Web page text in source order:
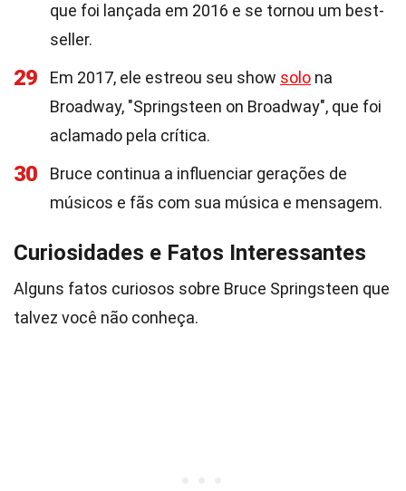
que foi lançada em 2016 e se tornou um best-
seller.
29 Em 2017, ele estreou seu show solo na
Broadway, "Springsteen on Broadway", que foi
aclamado pela crítica.
30
Bruce continua a influenciar gerações de
músicos e fãs com sua música e mensagem.
Curiosidades e Fatos Interessantes
Alguns fatos curiosos sobre Bruce Springsteen que
talvez você não conheça.